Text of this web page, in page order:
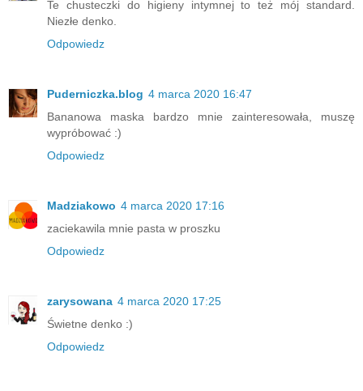
Te chusteczki do higieny intymnej to też mój standard.
Niezłe denko.
Odpowiedz
Puderniczka.blog 4 marca 2020 16:47
Bananowa maska bardzo mnie zainteresowała, muszę
wypróbować :)
Odpowiedz
Madziakowo 4 marca 2020 17:16
zaciekawila mnie pasta w proszku
Odpowiedz
zarysowana 4 marca 2020 17:25
Świetne denko :)
Odpowiedz